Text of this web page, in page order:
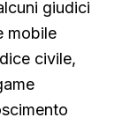
giudici
mobile
civile,